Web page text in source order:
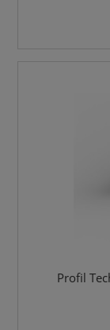
Profil